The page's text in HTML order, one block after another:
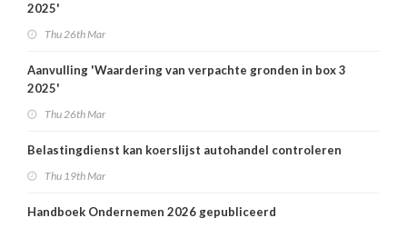
2025'
Thu 26th Mar
Aanvulling 'Waardering van verpachte gronden in box 3
2025'
Thu 26th Mar
Belastingdienst kan koerslijst autohandel controleren
Thu 19th Mar
Handboek Ondernemen 2026 gepubliceerd